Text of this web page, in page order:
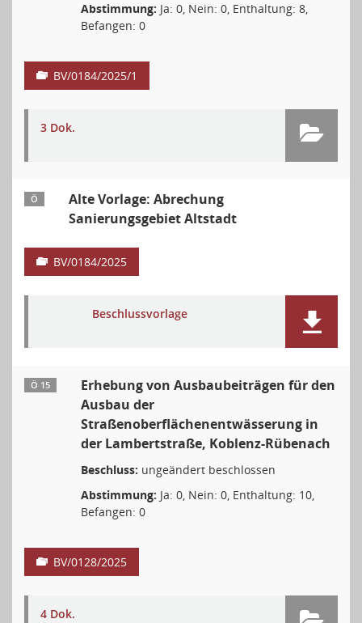
Abstimmung: Ja: 0, Nein: 0, Enthaltung: 8,
Befangen: 0
BV/0184/2025/1
3 Dok.
Ö
Alte Vorlage: Abrechung
Sanierungsgebiet Altstadt
BV/0184/2025
Beschlussvorlage
Ö 15
Erhebung von Ausbaubeiträgen für den
Ausbau der
Straßenoberflächenentwässerung in
der Lambertstraße, Koblenz-Rübenach
Beschluss: ungeändert beschlossen
Abstimmung: Ja: 0, Nein: 0, Enthaltung: 10,
Befangen: 0
BV/0128/2025
4 Dok.